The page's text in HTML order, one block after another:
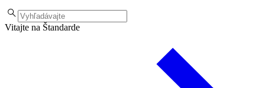
Vitajte na Štandarde